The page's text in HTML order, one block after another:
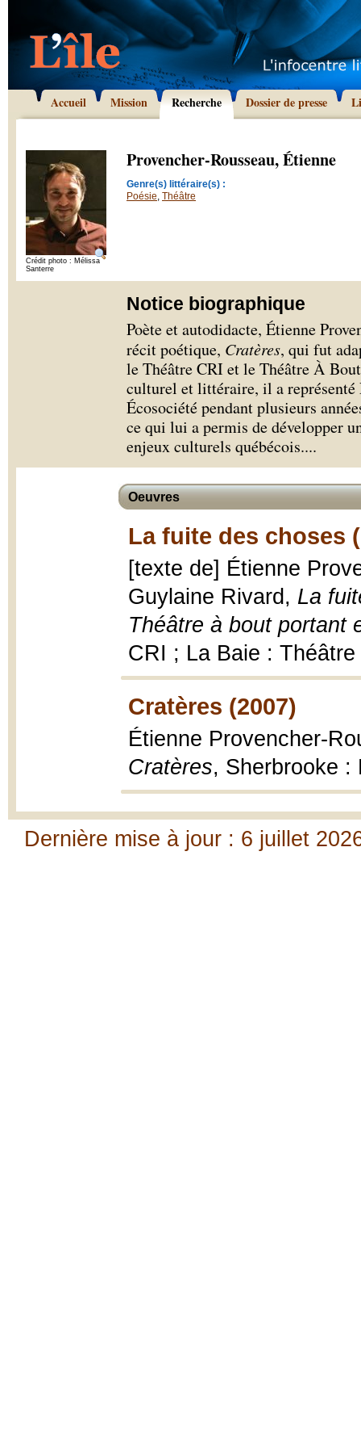
Accueil Mission Recherche Dossier de presse
Crédit photo : Mélissa
Santerre
Provencher-Rousseau, Étienne
Genre(s) littéraire(s) :
Poésie, Théâtre
Notice biographique
Poète et autodidacte, Étienne
récit poétique, Cratères, qui fut
le Théâtre CRI et le Théâtre À
culturel et littéraire, il a
Écosociété pendant plusieurs
ce qui lui a permis de développer
enjeux culturels québécois....
Oeuvres
La fuite des choses
[texte de] Étienne
Guylaine Rivard, La
Théâtre à bout portant
CRI ; La Baie :
Cratères (2007)
Étienne Provencher-
Cratères, Sherbrooke :
Dernière mise à jour : 6 juillet